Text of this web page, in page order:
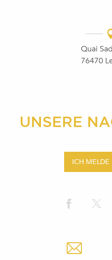
Quai
76470
UNSERE
ICH